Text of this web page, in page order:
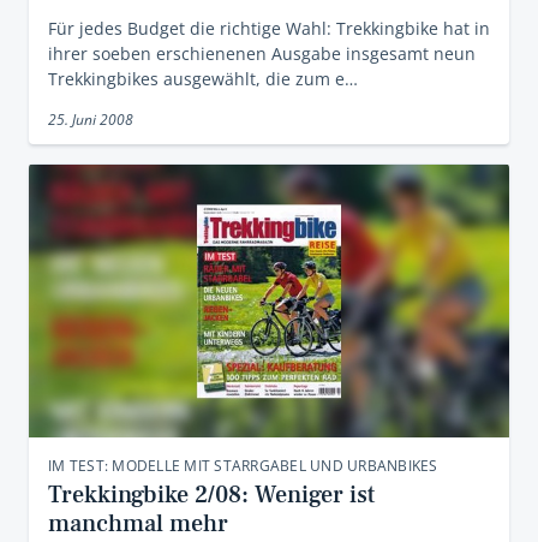
Für jedes Budget die richtige Wahl: Trekkingbike hat in
ihrer soeben erschienenen Ausgabe insgesamt neun
Trekkingbikes ausgewählt, die zum e…
25. Juni 2008
IM TEST: MODELLE MIT STARRGABEL UND URBANBIKES
Trekkingbike 2/08: Weniger ist
manchmal mehr